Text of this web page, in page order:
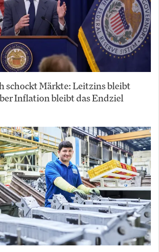
schockt Märkte: Leitzins bleibt
Inflation bleibt das Endziel